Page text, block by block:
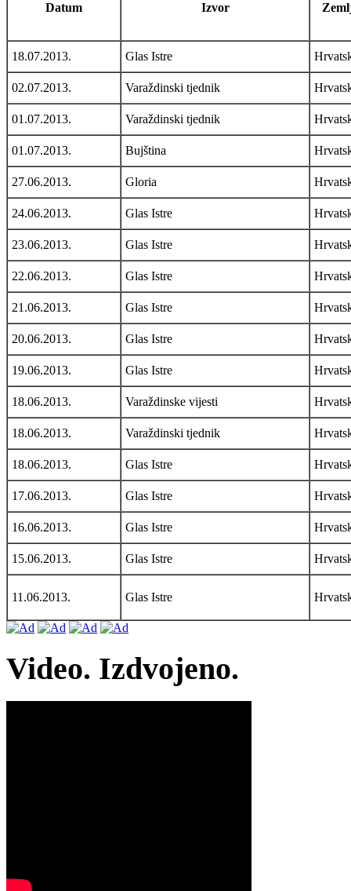
Datum Izvor
18.07.2013. Glas Istre
02.07.2013. Varaždinski tjednik
01.07.2013. Varaždinski tjednik
01.07.2013. Bujština
27.06.2013. Gloria
24.06.2013. Glas Istre
23.06.2013. Glas Istre
22.06.2013. Glas Istre
21.06.2013. Glas Istre
20.06.2013. Glas Istre
19.06.2013. Glas Istre
18.06.2013. Varaždinske vijesti
18.06.2013. Varaždinski tjednik
18.06.2013. Glas Istre
17.06.2013. Glas Istre
16.06.2013. Glas Istre
15.06.2013. Glas Istre
11.06.2013. Glas Istre
Video. Izdvojeno.